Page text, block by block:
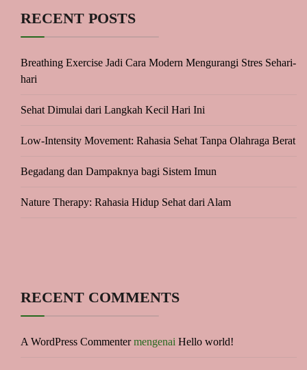
RECENT POSTS
Breathing Exercise Jadi Cara Modern Mengurangi Stres Sehari-
hari
Sehat Dimulai dari Langkah Kecil Hari Ini
Low-Intensity Movement: Rahasia Sehat Tanpa Olahraga Berat
Begadang dan Dampaknya bagi Sistem Imun
Nature Therapy: Rahasia Hidup Sehat dari Alam
RECENT COMMENTS
A WordPress Commentermengenai Hello world!